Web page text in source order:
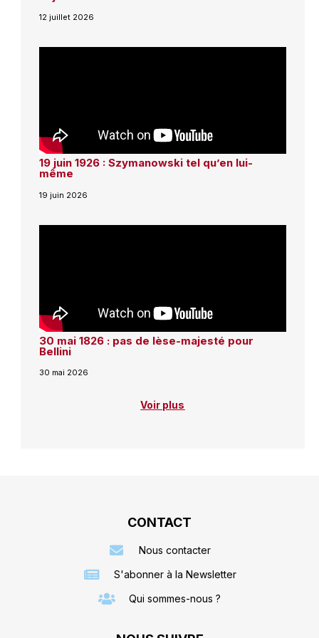
12 juillet 2026
19 juin 1926 : Szymanowski tel qu’en lui-
même
19 juin 2026
30 mai 1826 : pas de lèse-majesté pour
Bellini
30 mai 2026
Voir plus
CONTACT
Nous contacter
S'abonner à la Newsletter
Qui sommes-nous ?